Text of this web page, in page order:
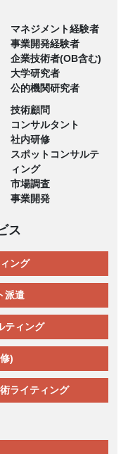
マネジメント経験者
事業開発経験者
企業技術者(OB含む)
大学研究者
公的機関研究者
技術顧問
コンサルタント
社内研修
スポットコンサルテ
ィング
市場調査
事業開発
ス
ング
派遣
ティング
)
ライティング